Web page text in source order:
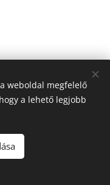
weboldal megfelelő
a lehető legjobb